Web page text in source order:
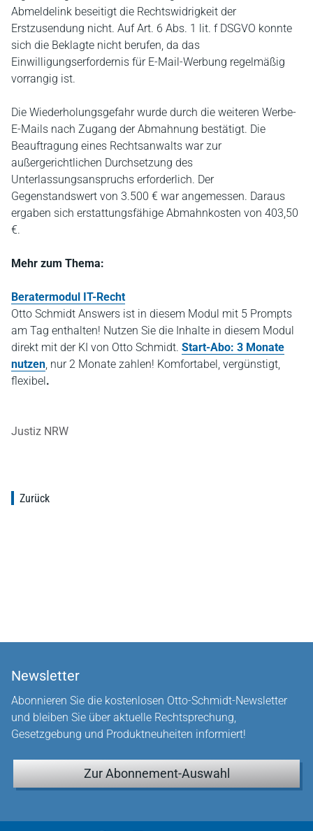
Abmeldelink beseitigt die Rechtswidrigkeit der
Erstzusendung nicht. Auf Art. 6 Abs. 1 lit. f DSGVO konnte
sich die Beklagte nicht berufen, da das
Einwilligungserfordernis für E-Mail-Werbung regelmäßig
vorrangig ist.
Die Wiederholungsgefahr wurde durch die weiteren Werbe-
E-Mails nach Zugang der Abmahnung bestätigt. Die
Beauftragung eines Rechtsanwalts war zur
außergerichtlichen Durchsetzung des
Unterlassungsanspruchs erforderlich. Der
Gegenstandswert von 3.500 € war angemessen. Daraus
ergaben sich erstattungsfähige Abmahnkosten von 403,50
€.
Mehr zum Thema:
Beratermodul IT-Recht
Otto Schmidt Answers ist in diesem Modul mit 5 Prompts
am Tag enthalten! Nutzen Sie die Inhalte in diesem Modul
direkt mit der KI von Otto Schmidt. Start-Abo: 3 Monate
nutzen, nur 2 Monate zahlen! Komfortabel, vergünstigt,
flexibel.
Justiz NRW
Zurück
Newsletter
Abonnieren Sie die kostenlosen Otto-Schmidt-Newsletter
und bleiben Sie über aktuelle Rechtsprechung,
Gesetzgebung und Produktneuheiten informiert!
Zur Abonnement-Auswahl